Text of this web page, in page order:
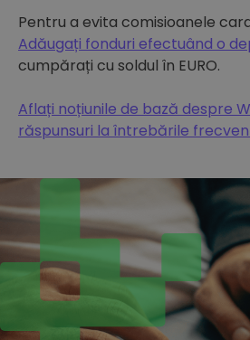
Pentru a evita comisioanele
Adăugați fonduri efectuând o
cumpărați cu soldul în EURO.
Aflați noțiunile de bază despre
răspunsuri la întrebările